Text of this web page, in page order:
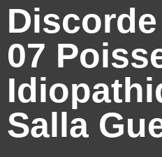
Discorde
07
Salla